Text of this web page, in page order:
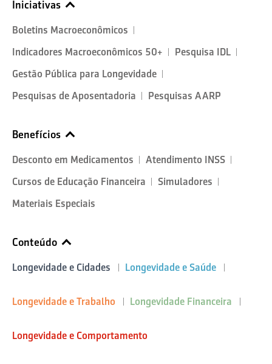
Iniciativas
Boletins Macroeconômicos
Indicadores Macroeconômicos 50+
Pesquisa IDL
Gestão Pública para Longevidade
Pesquisas de Aposentadoria
Pesquisas AARP
Benefícios
Desconto em Medicamentos
Atendimento INSS
Cursos de Educação Financeira
Simuladores
Materiais Especiais
Conteúdo
Longevidade e Cidades Longevidade e Saúde
Longevidade e Trabalho Longevidade Financeira
Longevidade e Comportamento